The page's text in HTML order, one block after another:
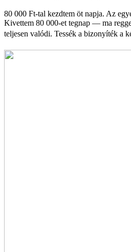
80 000 Ft-tal kezdtem öt napja. Az
Kivettem 80 000-et tegnap — ma
teljesen valódi. Tessék a bizonyíték a